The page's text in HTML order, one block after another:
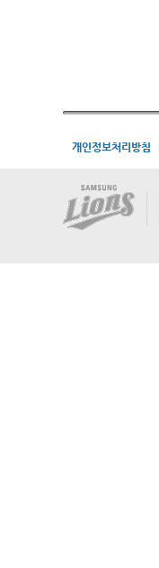
개인정보처리방침